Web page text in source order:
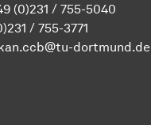
(0)231 / 755-5040
/ 755-3771
dortmund.de